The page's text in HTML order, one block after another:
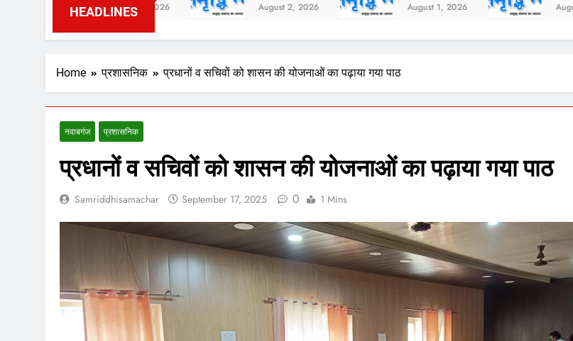
HEADLINES
August 3, 2026 August 2, 2026 August 1, 2026 August 7, 2026
Home प्रशासनिक प्रधानों व सचिवों को शासन की योजनाओं का पढ़ाया गया पाठ
नवाबगंज प्रशासनिक
प्रधानों व सचिवों को शासन की योजनाओं का पढ़ाया गया पाठ
Samriddhisamachar September 17, 2025 0 1 Mins